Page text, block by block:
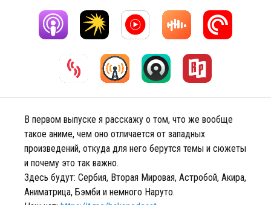
В первом выпуске я расскажу о том, что же вообще
такое аниме, чем оно отличается от западных
произведений, откуда для него берутся темы и сюжеты
и почему это так важно.
Здесь будут: Сербия, Вторая Мировая, Астробой, Акира,
Аниматрица, Бэмби и немного Наруто.